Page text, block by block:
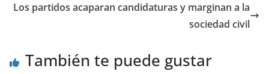
Los partidos acaparan candidaturas y marginan a la
sociedad civil
También te puede gustar